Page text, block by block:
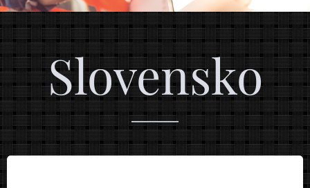
Slovensko